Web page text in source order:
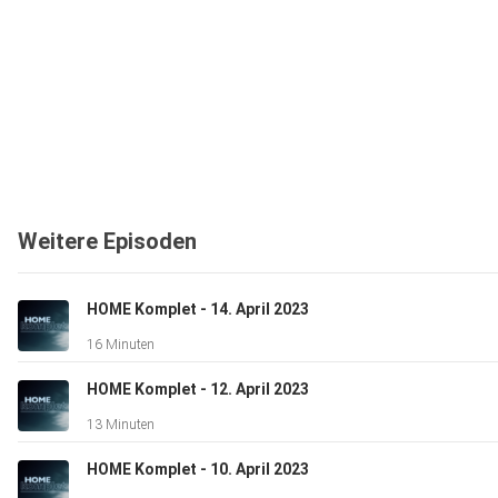
Weitere Episoden
HOME Komplet - 14. April 2023
16 Minuten
HOME Komplet - 12. April 2023
13 Minuten
HOME Komplet - 10. April 2023